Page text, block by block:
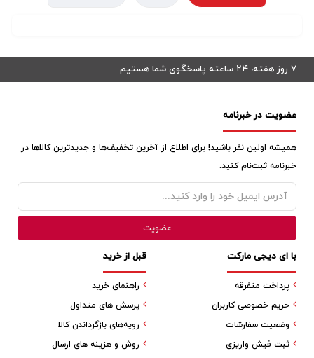
۷ روز هفته، ۲۴ ساعته پاسخگوی شما هستیم
عضویت در خبرنامه
همیشه اولین نفر باشید! برای اطلاع از آخرین تخفیف‌ها و جدیدترین کالاها در
خبرنامه ثبت‌نام کنید.
قبل از خرید
راهنمای خرید
پرسش های متداول
رویه‌های بازگرداندن کالا
روش و هزینه های ارسال
با ای دیجی مارکت
پرداخت متفرقه
حریم خصوصی کاربران
وضعیت سفارشات
ثبت فیش واریزی